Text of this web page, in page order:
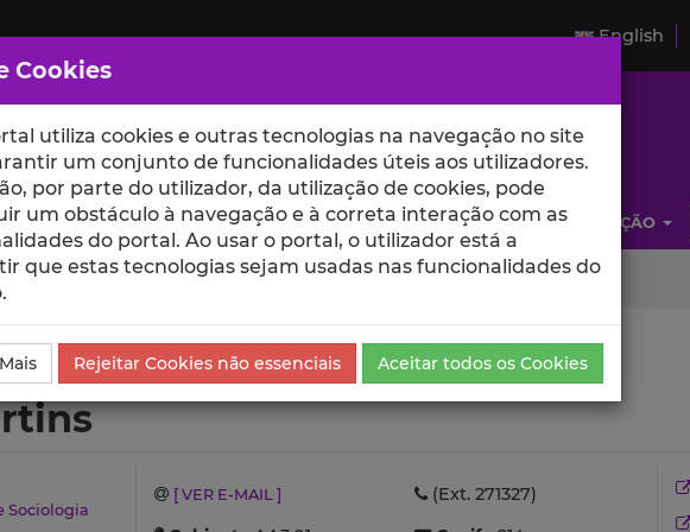
English
ESCOLAS UNIDADES INVESTIGAÇÃO
Sociologia
[ VER E-MAIL ]
(Ext. 271327)
Cookies
utiliza cookies e outras tecnologias na navegação no site
um conjunto de funcionalidades úteis aos utilizadores.
por parte do utilizador, da utilização de cookies, pode
um obstáculo à navegação e à correta interação com as
do portal. Ao usar o portal, o utilizador está a
que estas tecnologias sejam usadas nas funcionalidades do
Rejeitar Cookies não essenciais Aceitar todos os Cookies